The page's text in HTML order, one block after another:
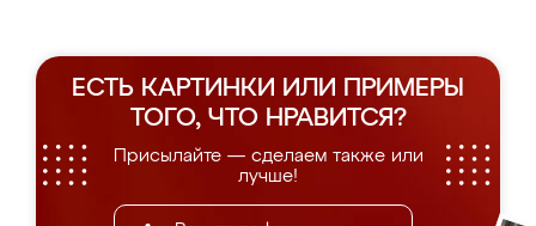
ЕСТЬ КАРТИНКИ ИЛИ ПРИМЕРЫ
ТОГО, ЧТО НРАВИТСЯ?
Присылайте — сделаем также или
лучше!